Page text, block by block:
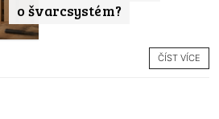
o švarcsystém?
ČÍST VÍCE